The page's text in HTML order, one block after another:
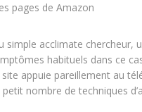
pages de Amazon
simple acclimate chercheur,
habituels dans ce
appuie pareillement au
nombre de techniques